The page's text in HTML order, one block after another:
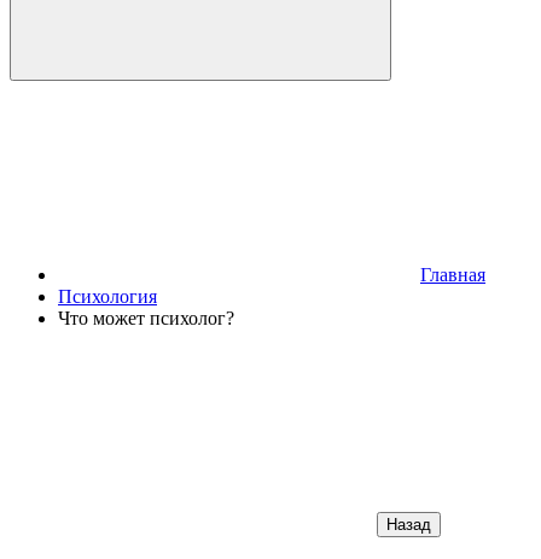
Главная
Психология
Что может психолог?
Назад